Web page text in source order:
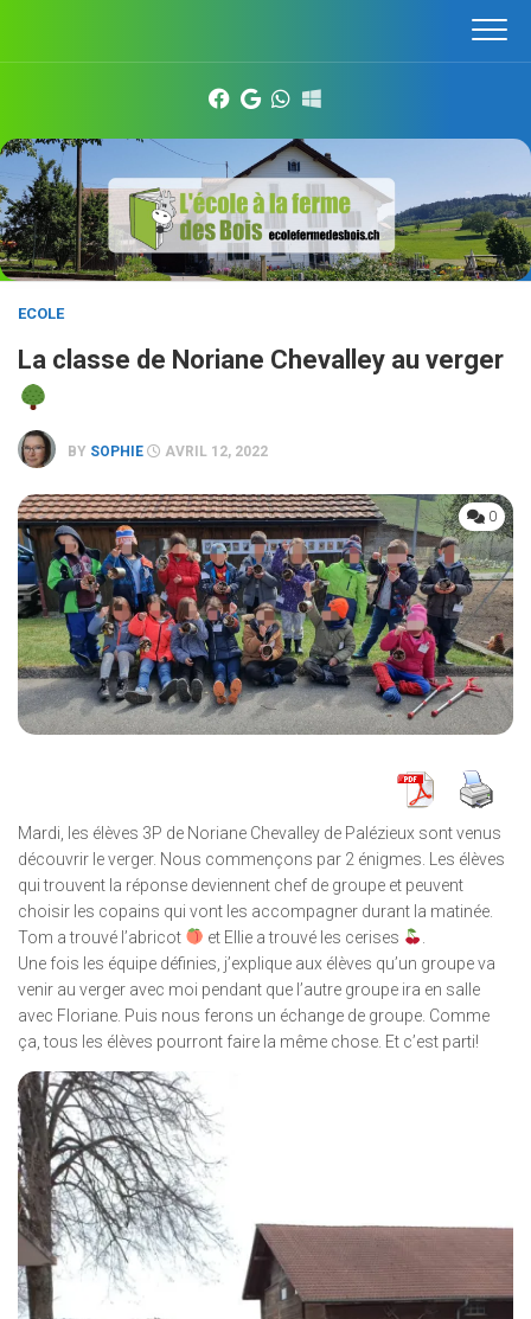
content
ECOLE
La classe de Noriane Chevalley au verger
BY SOPHIE AVRIL 12, 2022
0
Mardi, les élèves 3P de Noriane Chevalley de Palézieux sont venus
découvrir le verger. Nous commençons par 2 énigmes. Les élèves
qui trouvent la réponse deviennent chef de groupe et peuvent
choisir les copains qui vont les accompagner durant la matinée.
Tom a trouvé l’abricot
et Ellie a trouvé les cerises
Une fois les équipe définies, j’explique aux élèves qu’un groupe va
venir au verger avec moi pendant que l’autre groupe ira en salle
avec Floriane. Puis nous ferons un échange de groupe. Comme
ça, tous les élèves pourront faire la même chose. Et c’est parti!